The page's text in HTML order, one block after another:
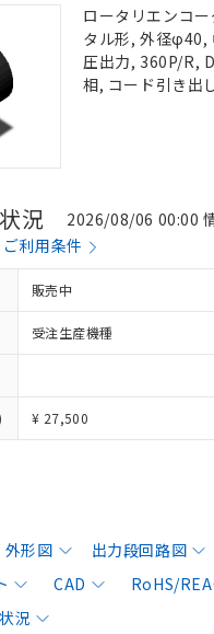
ロータリエンコ
タル形, 外径φ40,
圧出力, 360P/R,
相, コード引き出
況
2026/08/06 00:00
利用条件
販売中
受注生産機種
¥ 27,500
外形図 出力段回路図
CAD
RoHS/
況